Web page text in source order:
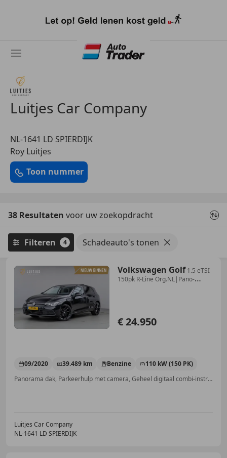
naar
Luitjes Car Company
NL-1641 LD SPIERDIJK
Roy Luitjes
Toon nummer
38 Resultaten voor uw zoekopdracht
Filteren 4 Schadeauto's tonen
Volkswagen Golf 1.5 eTSI
150pk R-Line Org.NL|Pano-
€ 24.950
09/2020 39.489 km Benzine
110 kW (150 PK)
Panorama dak, Parkeerhulp met camera, Geheel digitaal combi-instrument, Getinte ramen, Adaptieve Cruise Control, Grootlichtassistent, Sfeerverlichting, Keyless Entry
Luitjes Car Company
NL-1641 LD SPIERDIJK